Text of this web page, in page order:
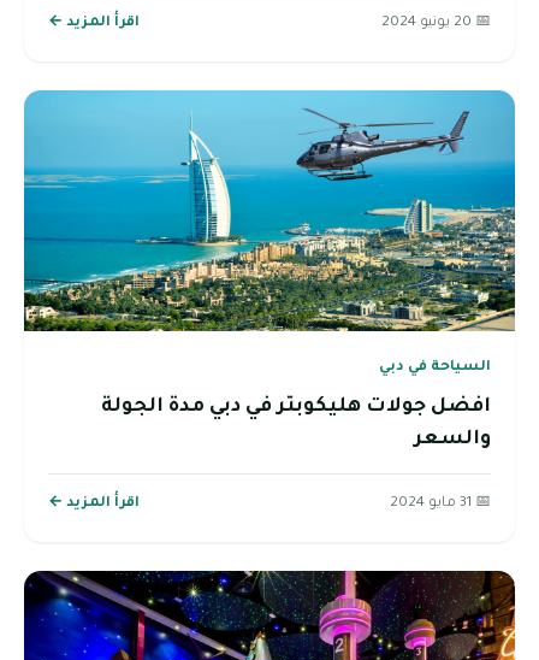
📅 20 يونيو 2024 اقرأ المزيد ←
السياحة في دبي
افضل جولات هليكوبتر في دبي مدة الجولة
والسعر
📅 31 مايو 2024 اقرأ المزيد ←